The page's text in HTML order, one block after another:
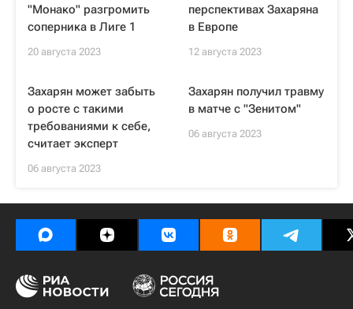
"Монако" разгромить
соперника в Лиге 1
20 августа 2023
перспективах Захаряна
в Европе
12 августа 2023
Захарян может забыть
о росте с такими
требованиями к себе,
считает эксперт
06 августа 2023
Захарян получил травму
в матче с "Зенитом"
06 августа 2023